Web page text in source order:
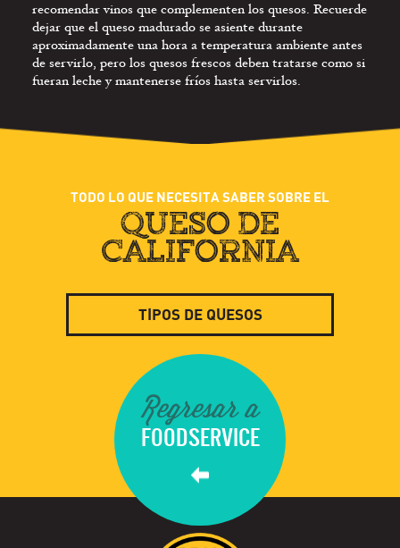
recomendar vinos que complementen los quesos. Recuerde
dejar que el queso madurado se asiente durante
aproximadamente una hora a temperatura ambiente antes
de servirlo, pero los quesos frescos deben tratarse como si
fueran leche y mantenerse fríos hasta servirlos.
TODO LO QUE NECESITA SABER SOBRE EL
QUESO DE
CALIFORNIA
TIPOS DE QUESOS
Regresar a
FOODSERVICE